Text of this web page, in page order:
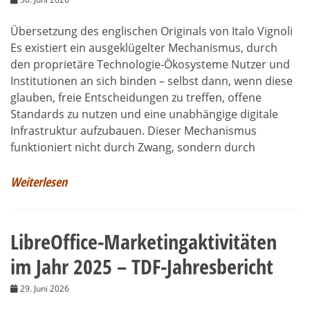
Übersetzung des englischen Originals von Italo Vignoli
Es existiert ein ausgeklügelter Mechanismus, durch
den proprietäre Technologie-Ökosysteme Nutzer und
Institutionen an sich binden – selbst dann, wenn diese
glauben, freie Entscheidungen zu treffen, offene
Standards zu nutzen und eine unabhängige digitale
Infrastruktur aufzubauen. Dieser Mechanismus
funktioniert nicht durch Zwang, sondern durch
Weiterlesen
LibreOffice-Marketingaktivitäten
im Jahr 2025 – TDF-Jahresbericht
29. Juni 2026